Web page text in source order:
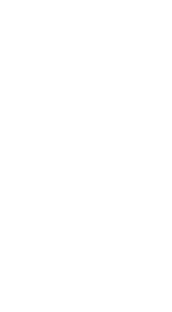
ることをご了承ください。
ータに基づき作成されるも
商品です。
のある商品です。
出す予定はありません。
などやむを得ず変更すること
。